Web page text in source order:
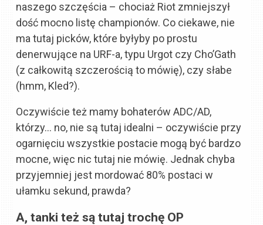
naszego szczęścia – chociaż Riot zmniejszył
dość mocno listę championów. Co ciekawe, nie
ma tutaj picków, które byłyby po prostu
denerwujące na URF-a, typu Urgot czy Cho’Gath
(z całkowitą szczerością to mówię), czy słabe
(hmm, Kled?).
Oczywiście też mamy bohaterów ADC/AD,
którzy… no, nie są tutaj idealni – oczywiście przy
ogarnięciu wszystkie postacie mogą być bardzo
mocne, więc nic tutaj nie mówię. Jednak chyba
przyjemniej jest mordować 80% postaci w
ułamku sekund, prawda?
A, tanki też są tutaj trochę OP